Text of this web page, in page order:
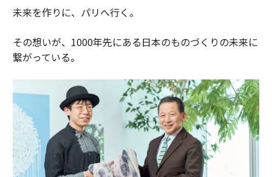
未来を作りに、パリへ行く。
その想いが、1000年先にある日本のものづくりの未来に
繋がっている。